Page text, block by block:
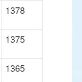
1378
1375
1365